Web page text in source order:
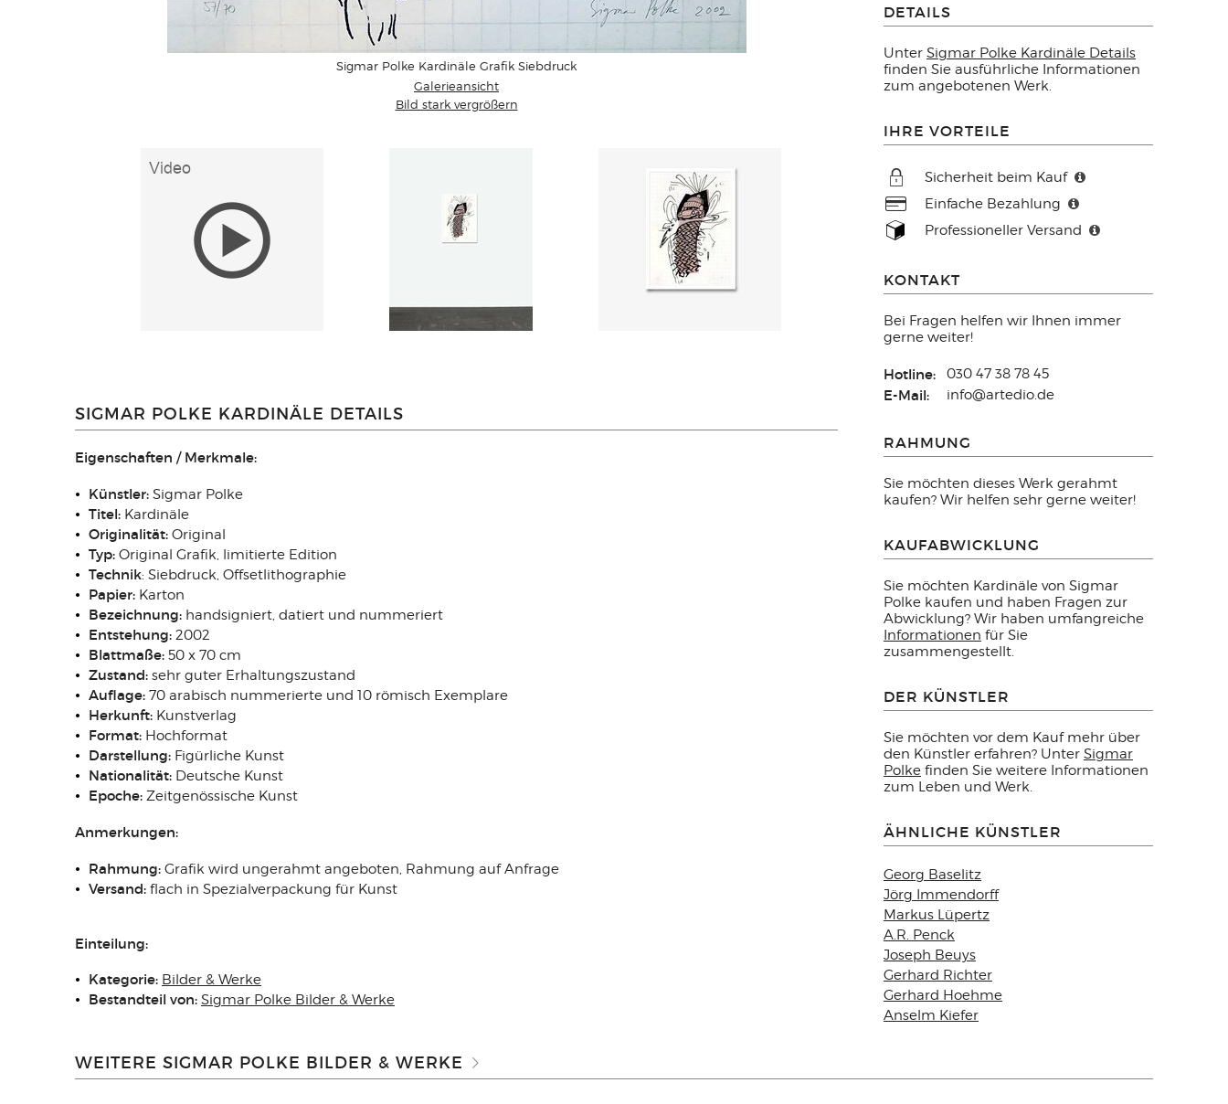
Sigmar Polke Kardinäle Grafik Siebdruck
Galerieansicht
Bild stark vergrößern
DETAILS
Unter Sigmar Polke Kardinäle Details
finden Sie ausführliche Informationen
zum angebotenen Werk.
IHRE VORTEILE
Sicherheit beim Kauf
Einfache Bezahlung
Professioneller Versand
KONTAKT
Bei Fragen helfen wir Ihnen immer
gerne weiter!
Hotline: 030 47 38 78 45
E-Mail: info@artedio.de
RAHMUNG
Sie möchten dieses Werk gerahmt
kaufen? Wir helfen sehr gerne weiter!
KAUFABWICKLUNG
Sie möchten Kardinäle von Sigmar
Polke kaufen und haben Fragen zur
Abwicklung? Wir haben umfangreiche
Informationen für Sie
zusammengestellt.
DER KÜNSTLER
Sie möchten vor dem Kauf mehr über
den Künstler erfahren? Unter Sigmar
Polke finden Sie weitere Informationen
zum Leben und Werk.
ÄHNLICHE KÜNSTLER
Georg Baselitz
Jörg Immendorff
Markus Lüpertz
A.R. Penck
Joseph Beuys
Gerhard Richter
Gerhard Hoehme
Anselm Kiefer
SIGMAR POLKE KARDINÄLE DETAILS
Eigenschaften / Merkmale:
Künstler: Sigmar Polke
Titel: Kardinäle
Originalität: Original
Typ: Original Grafik, limitierte Edition
Technik: Siebdruck, Offsetlithographie
Papier: Karton
Bezeichnung: handsigniert, datiert und nummeriert
Entstehung: 2002
Blattmaße: 50 x 70 cm
Zustand: sehr guter Erhaltungszustand
Auflage: 70 arabisch nummerierte und 10 römisch Exemplare
Herkunft: Kunstverlag
Format: Hochformat
Darstellung: Figürliche Kunst
Nationalität: Deutsche Kunst
Epoche: Zeitgenössische Kunst
Anmerkungen:
Rahmung: Grafik wird ungerahmt angeboten, Rahmung auf Anfrage
Versand: flach in Spezialverpackung für Kunst
Einteilung:
Kategorie: Bilder & Werke
Bestandteil von: Sigmar Polke Bilder & Werke
WEITERE SIGMAR POLKE BILDER & WERKE